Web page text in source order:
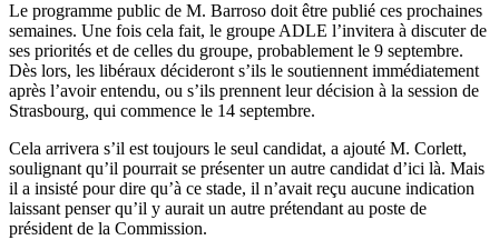
Le programme public de M. Barroso doit être publié ces prochaines
semaines. Une fois cela fait, le groupe ADLE l’invitera à discuter de
ses priorités et de celles du groupe, probablement le 9 septembre.
Dès lors, les libéraux décideront s’ils le soutiennent immédiatement
après l’avoir entendu, ou s’ils prennent leur décision à la session de
Strasbourg, qui commence le 14 septembre.
Cela arrivera s’il est toujours le seul candidat, a ajouté M. Corlett,
soulignant qu’il pourrait se présenter un autre candidat d’ici là. Mais
il a insisté pour dire qu’à ce stade, il n’avait reçu aucune indication
laissant penser qu’il y aurait un autre prétendant au poste de
président de la Commission.